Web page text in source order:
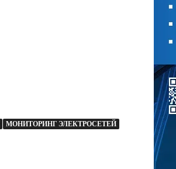
МОНИТОРИНГ ЭЛЕКТРОСЕТЕЙ